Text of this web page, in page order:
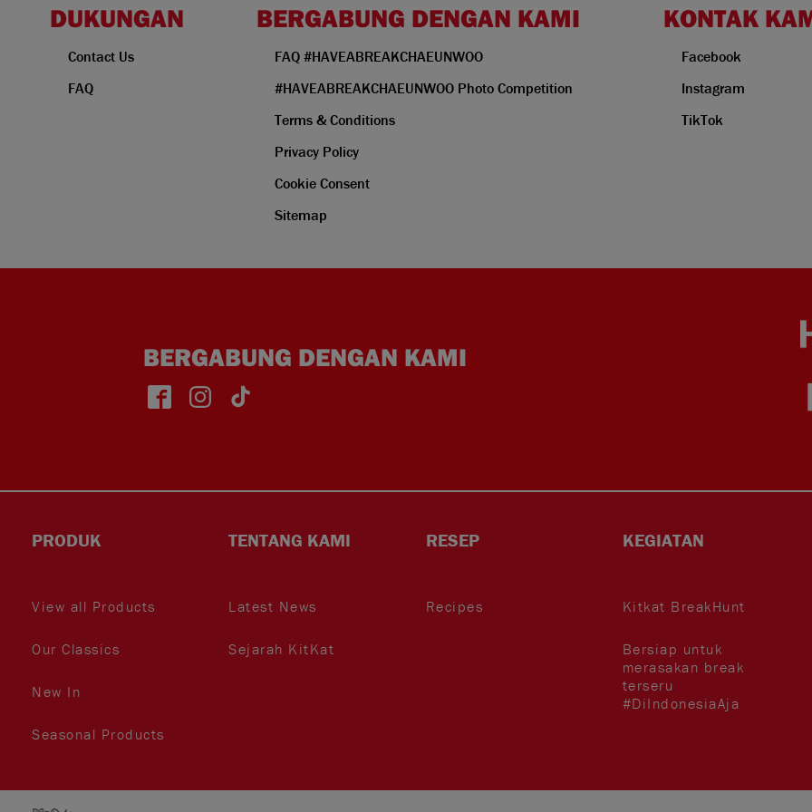
DUKUNGAN
Contact Us
FAQ
BERGABUNG DENGAN KAMI
FAQ #HAVEABREAKCHAEUNWOO
#HAVEABREAKCHAEUNWOO Photo Competition
Terms & Conditions
Privacy Policy
Cookie Consent
Sitemap
KONTAK
Facebook
Instagram
TikTok
BERGABUNG DENGAN KAMI
ok
PRODUK
View all Products
Our Classics
New In
Seasonal Products
TENTANG KAMI
Latest News
Sejarah KitKat
RESEP
Recipes
KEGIATAN
Kitkat BreakHunt
Bersiap untuk
merasakan break
terseru
#DiIndonesiaAja